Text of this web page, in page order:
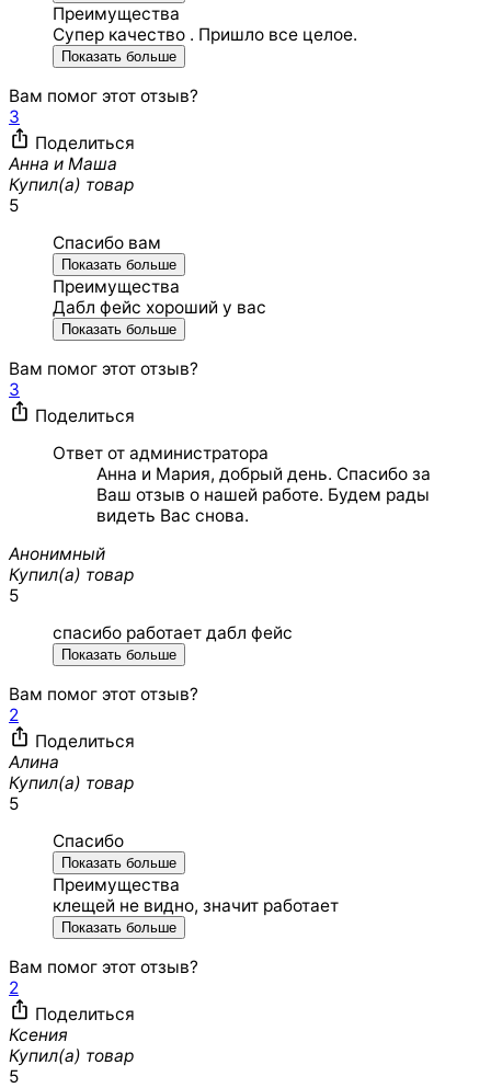
Преимущества
Супер качество . Пришло все целое.
Показать больше
Вам помог этот отзыв?
3
Поделиться
Анна и Маша
Купил(а) товар
5
Спасибо вам
Показать больше
Преимущества
Дабл фейс хороший у вас
Показать больше
Вам помог этот отзыв?
3
Поделиться
Ответ от администратора
Анна и Мария, добрый день. Спасибо за
Ваш отзыв о нашей работе. Будем рады
видеть Вас снова.
Анонимный
Купил(а) товар
5
спасибо работает дабл фейс
Показать больше
Вам помог этот отзыв?
2
Поделиться
Алина
Купил(а) товар
5
Спасибо
Показать больше
Преимущества
клещей не видно, значит работает
Показать больше
Вам помог этот отзыв?
2
Поделиться
Ксения
Купил(а) товар
5